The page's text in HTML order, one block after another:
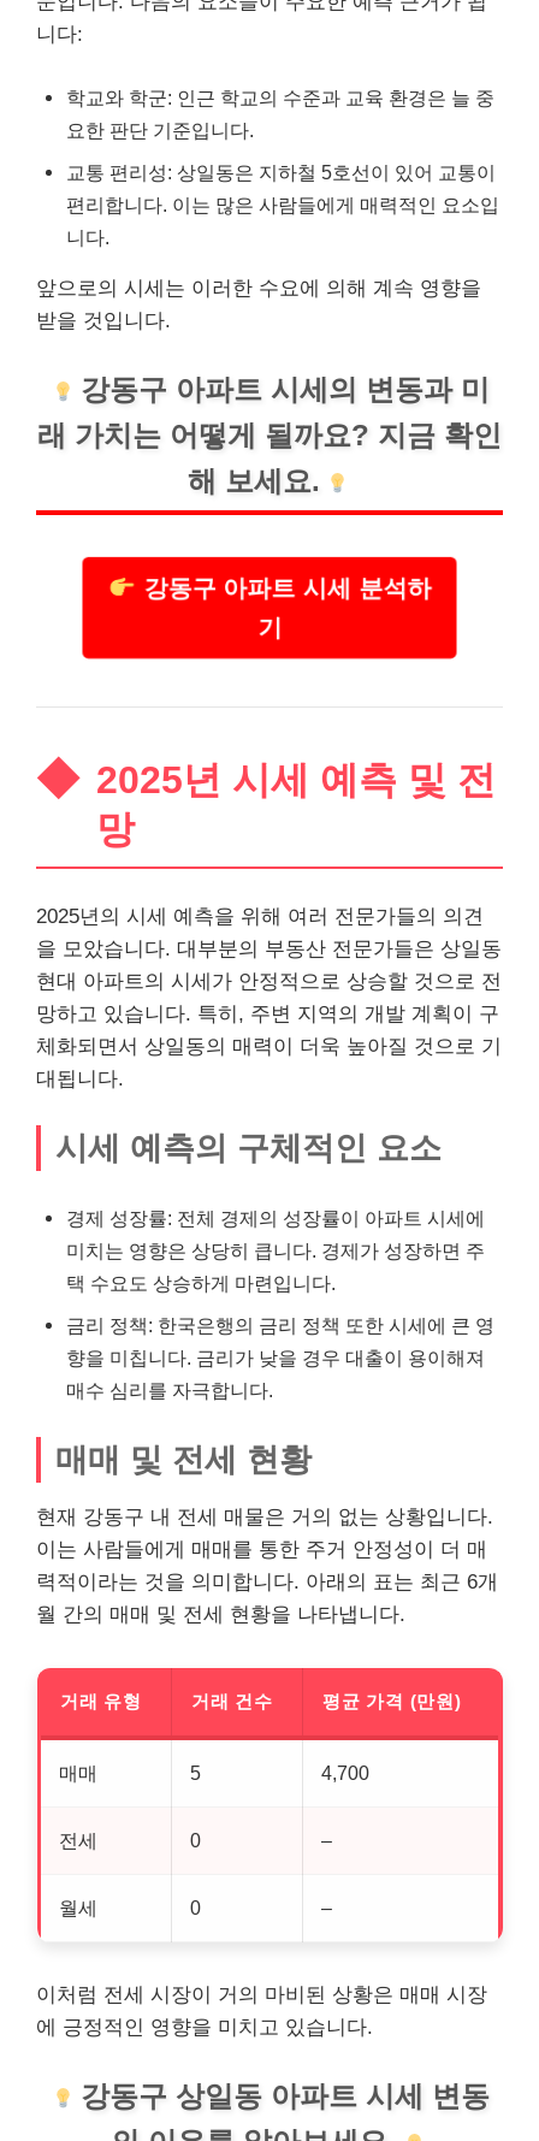
니다:
학교와 학군: 인근 학교의 수준과 교육 환경은 늘 중
요한 판단 기준입니다.
교통 편리성: 상일동은 지하철 5호선이 있어 교통이
편리합니다. 이는 많은 사람들에게 매력적인 요소입
니다.
앞으로의 시세는 이러한 수요에 의해 계속 영향을
받을 것입니다.
강동구 아파트 시세의 변동과 미
래 가치는 어떻게 될까요? 지금 확인
해 보세요.
강동구 아파트 시세 분석하
기
2025년 시세 예측 및 전
망
2025년의 시세 예측을 위해 여러 전문가들의 의견
을 모았습니다. 대부분의 부동산 전문가들은 상일동
현대 아파트의 시세가 안정적으로 상승할 것으로 전
망하고 있습니다. 특히, 주변 지역의 개발 계획이 구
체화되면서 상일동의 매력이 더욱 높아질 것으로 기
대됩니다.
시세 예측의 구체적인 요소
경제 성장률: 전체 경제의 성장률이 아파트 시세에
미치는 영향은 상당히 큽니다. 경제가 성장하면 주
택 수요도 상승하게 마련입니다.
금리 정책: 한국은행의 금리 정책 또한 시세에 큰 영
향을 미칩니다. 금리가 낮을 경우 대출이 용이해져
매수 심리를 자극합니다.
매매 및 전세 현황
현재 강동구 내 전세 매물은 거의 없는 상황입니다.
이는 사람들에게 매매를 통한 주거 안정성이 더 매
력적이라는 것을 의미합니다. 아래의 표는 최근 6개
월 간의 매매 및 전세 현황을 나타냅니다.
거래 유형 거래 건수 평균 가격 (만원)
매매 5 4,700
전세 0 –
월세 0 –
이처럼 전세 시장이 거의 마비된 상황은 매매 시장
에 긍정적인 영향을 미치고 있습니다.
강동구 상일동 아파트 시세 변동